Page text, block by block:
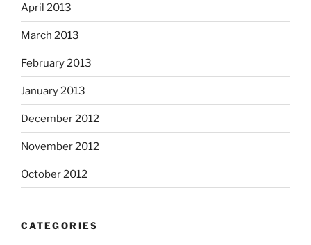
April 2013
March 2013
February 2013
January 2013
December 2012
November 2012
October 2012
CATEGORIES